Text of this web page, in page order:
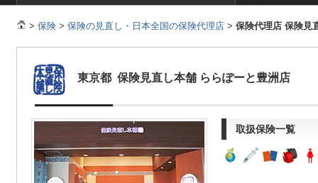
> 保険 > 保険の見直し・日本全国の保険代理店 > 保険代理店 保険見
東京都 保険見直し本舗 ららぽーと豊洲店
取扱保険一覧